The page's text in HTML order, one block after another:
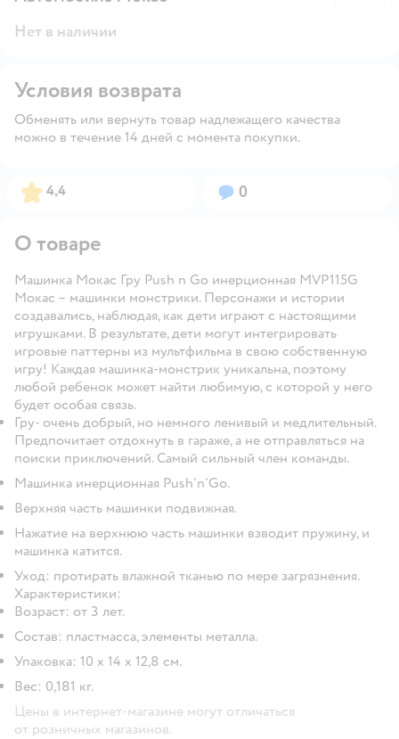
Нет в наличии
Условия возврата
Обменять или вернуть товар надлежащего качества
можно в течение 14 дней с момента покупки.
Рейтинг:
4,4 Вопросов:
0
О товаре
Машинка Мокас Гру Push n Go инерционная MVP115G
Мокас – машинки монстрики. Персонажи и истории
создавались, наблюдая, как дети играют с настоящими
игрушками. В результате, дети могут интегрировать
игровые паттерны из мультфильма в свою собственную
игру! Каждая машинка-монстрик уникальна, поэтому
любой ребенок может найти любимую, с которой у него
будет особая связь.
Гру- очень добрый, но немного ленивый и медлительный.
Предпочитает отдохнуть в гараже, а не отправляться на
поиски приключений. Самый сильный член команды.
Машинка инерционная Push'n'Go.
Верхняя часть машинки подвижная.
Нажатие на верхнюю часть машинки взводит пружину, и
машинка катится.
Уход: протирать влажной тканью по мере загрязнения.
Характеристики:
Возраст: от 3 лет.
Состав: пластмасса, элементы металла.
Упаковка: 10 х 14 х 12,8 см.
Вес: 0,181 кг.
Цены в интернет-магазине могут отличаться
от розничных магазинов.